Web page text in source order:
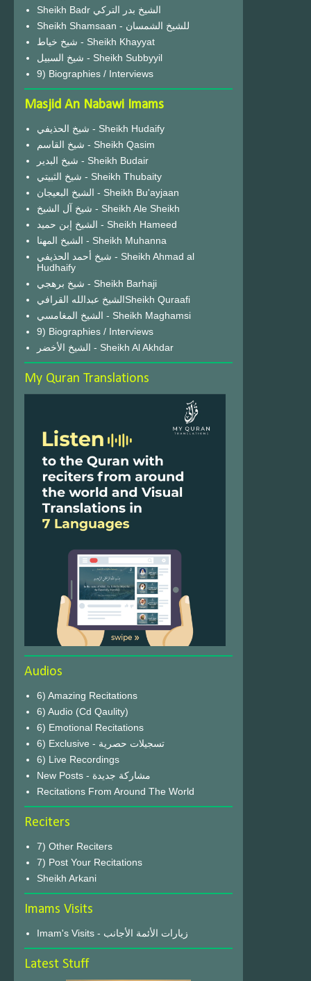
Sheikh Badr الشيخ بدر التركي
Sheikh Shamsaan - للشيخ الشمسان
شيخ خياط - Sheikh Khayyat
شيخ السبيل - Sheikh Subbyyil
9) Biographies / Interviews
Masjid An Nabawi Imams
شيخ الحذيفي - Sheikh Hudaify
شيخ القاسم - Sheikh Qasim
شيخ البدير - Sheikh Budair
شيخ الثبيتي - Sheikh Thubaity
الشيخ البعيجان - Sheikh Bu'ayjaan
شيخ آل الشيخ - Sheikh Ale Sheikh
الشيخ إبن حميد - Sheikh Hameed
الشيخ المهنا - Sheikh Muhanna
شيخ أحمد الحذيفي - Sheikh Ahmad al
Hudhaify
شيخ برهجي - Sheikh Barhaji
الشيخ عبدالله القرافيSheikh Quraafi
الشيخ المغامسي - Sheikh Maghamsi
9) Biographies / Interviews
الشيخ الأخضر - Sheikh Al Akhdar
My Quran Translations
Audios
6) Amazing Recitations
6) Audio (Cd Qaulity)
6) Emotional Recitations
6) Exclusive - تسجيلات حصرية
6) Live Recordings
New Posts - مشاركة جديدة
Recitations From Around The World
Reciters
7) Other Reciters
7) Post Your Recitations
Sheikh Arkani
Imams Visits
Imam's Visits - زيارات الأئمة الأجانب
Latest Stuff